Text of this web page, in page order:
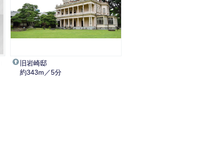
旧岩崎邸
約343m／5分